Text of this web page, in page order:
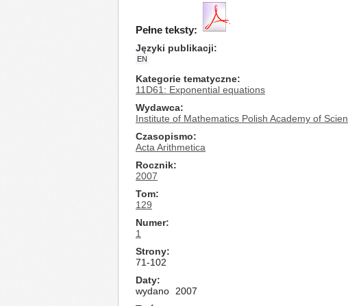
Pełne teksty:
Języki publikacji
EN
Kategorie tematyczne
11D61: Exponential equations
Wydawca
Institute of Mathematics Polish Academy of
Czasopismo
Acta Arithmetica
Rocznik
2007
Tom
129
Numer
1
Strony
71-102
Daty
wydano
2007